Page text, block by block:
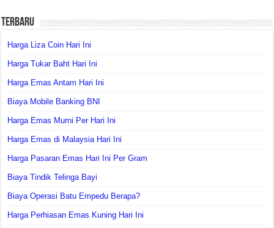
Terbaru
Harga Liza Coin Hari Ini
Harga Tukar Baht Hari Ini
Harga Emas Antam Hari Ini
Biaya Mobile Banking BNI
Harga Emas Murni Per Hari Ini
Harga Emas di Malaysia Hari Ini
Harga Pasaran Emas Hari Ini Per Gram
Biaya Tindik Telinga Bayi
Biaya Operasi Batu Empedu Berapa?
Harga Perhiasan Emas Kuning Hari Ini